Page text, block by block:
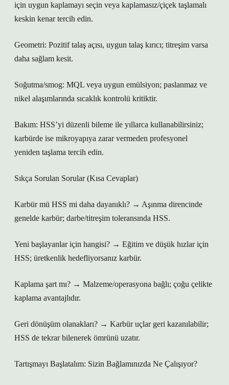
için uygun kaplamayı seçin veya kaplamasız/çiçek taşlamalı
keskin kenar tercih edin.
Geometri: Pozitif talaş açısı, uygun talaş kırıcı; titreşim varsa
daha sağlam kesit.
Soğutma/smog: MQL veya uygun emülsiyon; paslanmaz ve
nikel alaşımlarında sıcaklık kontrolü kritiktir.
Bakım: HSS’yi düzenli bileme ile yıllarca kullanabilirsiniz;
karbürde ise mikroyapıya zarar vermeden profesyonel
yeniden taşlama tercih edin.
Sıkça Sorulan Sorular (Kısa Cevaplar)
Karbür mü HSS mi daha dayanıklı? → Aşınma direncinde
genelde karbür; darbe/titreşim toleransında HSS.
Yeni başlayanlar için hangisi? → Eğitim ve düşük hızlar için
HSS; üretkenlik hedefliyorsanız karbür.
Kaplama şart mı? → Malzeme/operasyona bağlı; çoğu çelikte
kaplama avantajlıdır.
Geri dönüşüm olanakları? → Karbür uçlar geri kazanılabilir;
HSS de tekrar bilenerek ömrünü uzatır.
Tartışmayı Başlatalım: Sizin Bağlamınızda Ne Çalışıyor?